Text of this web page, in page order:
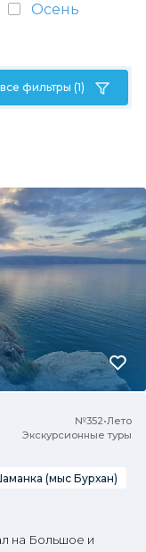
Осень
все фильтры (1)
№352•Лето
Экскурсионные туры
(мыс Бурхан)
на Большое и